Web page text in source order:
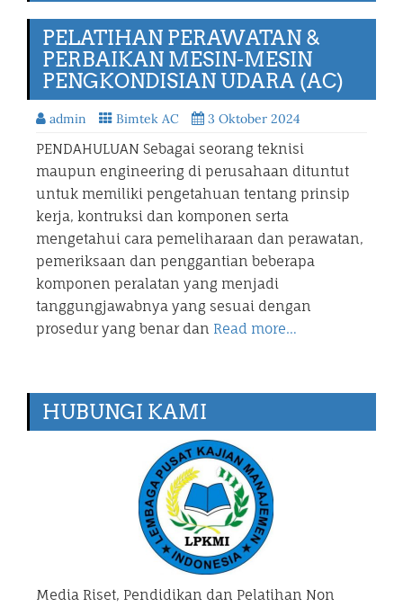
PELATIHAN PERAWATAN &
PERBAIKAN MESIN-MESIN
PENGKONDISIAN UDARA (AC)
admin Bimtek AC 3 Oktober 2024
PENDAHULUAN Sebagai seorang teknisi
maupun engineering di perusahaan dituntut
untuk memiliki pengetahuan tentang prinsip
kerja, kontruksi dan komponen serta
mengetahui cara pemeliharaan dan perawatan,
pemeriksaan dan penggantian beberapa
komponen peralatan yang menjadi
tanggungjawabnya yang sesuai dengan
prosedur yang benar dan Read more…
HUBUNGI KAMI
Media Riset, Pendidikan dan Pelatihan Non